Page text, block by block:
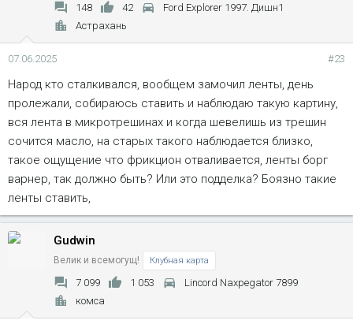
148 42
Ford Explorer 1997. Дишн1
Астрахань
07.06.2025 #23
Народ кто сталкивался, вообщем замочил ленты, день
пролежали, собираюсь ставить и наблюдаю такую картину,
вся лента в микротрешинах и когда шевелишь из трешин
сочится масло, на старых такого наблюдается близко,
такое ощущение что фрикцион отваливается, ленты борг
варнер, так должно быть? Или это подделка? Боязно такие
ленты ставить,
Gudwin
Велик и всемогущ! Клубная карта
7 099 1 053
Lincord Naxpegator 7899
комса